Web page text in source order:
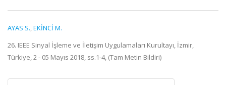
AYAS S.,EKİNCİ M.
26. IEEE Sinyal İşleme ve İletişim Uygulamaları Kurultayı, İzmir,
Türkiye, 2 - 05 Mayıs 2018, ss.1-4, (Tam Metin Bildiri)